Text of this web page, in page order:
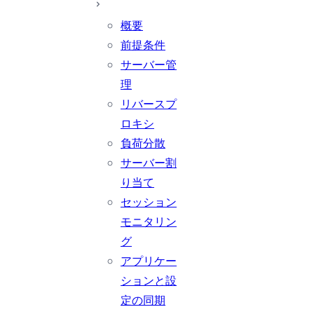
概要
前提条件
サーバー管
理
リバースプ
ロキシ
負荷分散
サーバー割
り当て
セッション
モニタリン
グ
アプリケー
ションと設
定の同期